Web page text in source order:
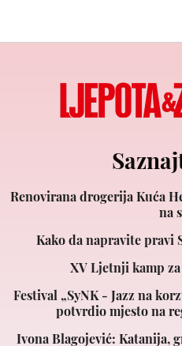
Renovirana drogerija Kuća
na
Kako da napravite pravi
XV Ljetnji kamp
Festival „SyNK - Jazz na
potvrdio mjesto na
Ivona Blagojević: Katanija,